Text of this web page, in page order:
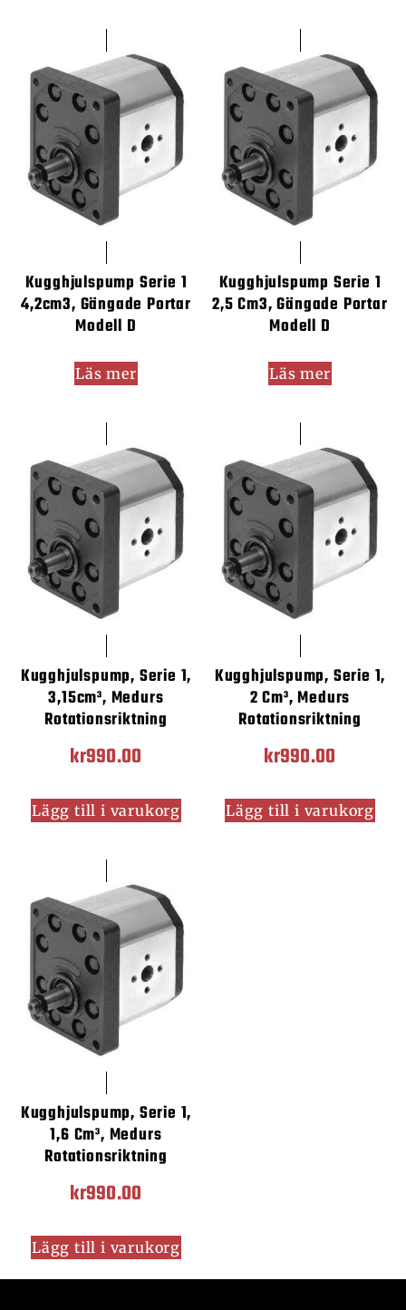
Kugghjulspump Serie 1
4,2cm3, Gängade Portar
Modell D
Läs mer
Kugghjulspump Serie 1
2,5 Cm3, Gängade Portar
Modell D
Läs mer
Kugghjulspump, Serie 1,
3,15cm³, Medurs
Rotationsriktning
kr990.00
Lägg till i varukorg
Kugghjulspump, Serie 1,
2 Cm³, Medurs
Rotationsriktning
kr990.00
Lägg till i varukorg
Kugghjulspump, Serie 1,
1,6 Cm³, Medurs
Rotationsriktning
kr990.00
Lägg till i varukorg